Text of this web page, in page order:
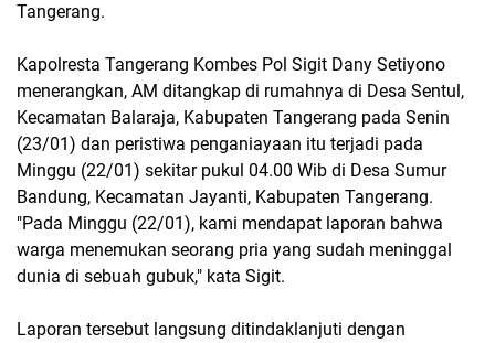
Tangerang.
Kapolresta Tangerang Kombes Pol Sigit Dany Setiyono
menerangkan, AM ditangkap di rumahnya di Desa Sentul,
Kecamatan Balaraja, Kabupaten Tangerang pada Senin
(23/01) dan peristiwa penganiayaan itu terjadi pada
Minggu (22/01) sekitar pukul 04.00 Wib di Desa Sumur
Bandung, Kecamatan Jayanti, Kabupaten Tangerang.
"Pada Minggu (22/01), kami mendapat laporan bahwa
warga menemukan seorang pria yang sudah meninggal
dunia di sebuah gubuk," kata Sigit.
Laporan tersebut langsung ditindaklanjuti dengan